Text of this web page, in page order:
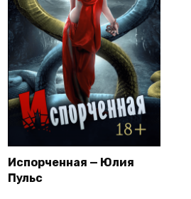
Испорченная — Юлия
Пульс